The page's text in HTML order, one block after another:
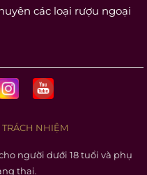
các loại rượu ngoại
NHIỆM
người dưới 18 tuổi và phụ
thai.